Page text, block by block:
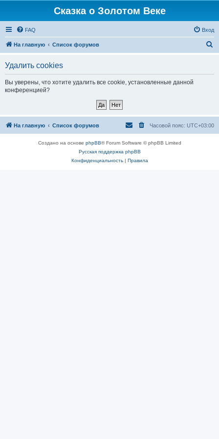
Сказка о Золотом Веке
FAQ Вход
На главную Список форумов
Удалить cookies
Вы уверены, что хотите удалить все cookie, установленные данной
конференцией?
На главную Список форумов Часовой пояс: UTC+03:00
Создано на основе phpBB® Forum Software © phpBB Limited
Русская поддержка phpBB
Конфиденциальность| Правила